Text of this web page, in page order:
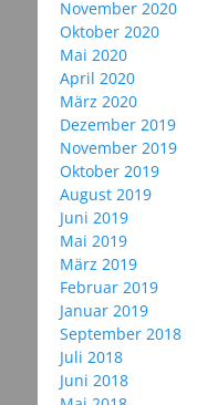
November 2020
Oktober 2020
Mai 2020
April 2020
März 2020
Dezember 2019
November 2019
Oktober 2019
August 2019
Juni 2019
Mai 2019
März 2019
Februar 2019
Januar 2019
September 2018
Juli 2018
Juni 2018